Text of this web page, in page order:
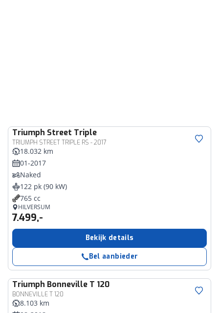
Triumph Street Triple
TRIUMPH STREET TRIPLE RS - 2017
18.032 km
01-2017
Naked
122 pk (90 kW)
765 cc
HILVERSUM
7.499,-
Bekijk details
Bel aanbieder
Triumph Bonneville T 120
BONNEVILLE T 120
8.103 km